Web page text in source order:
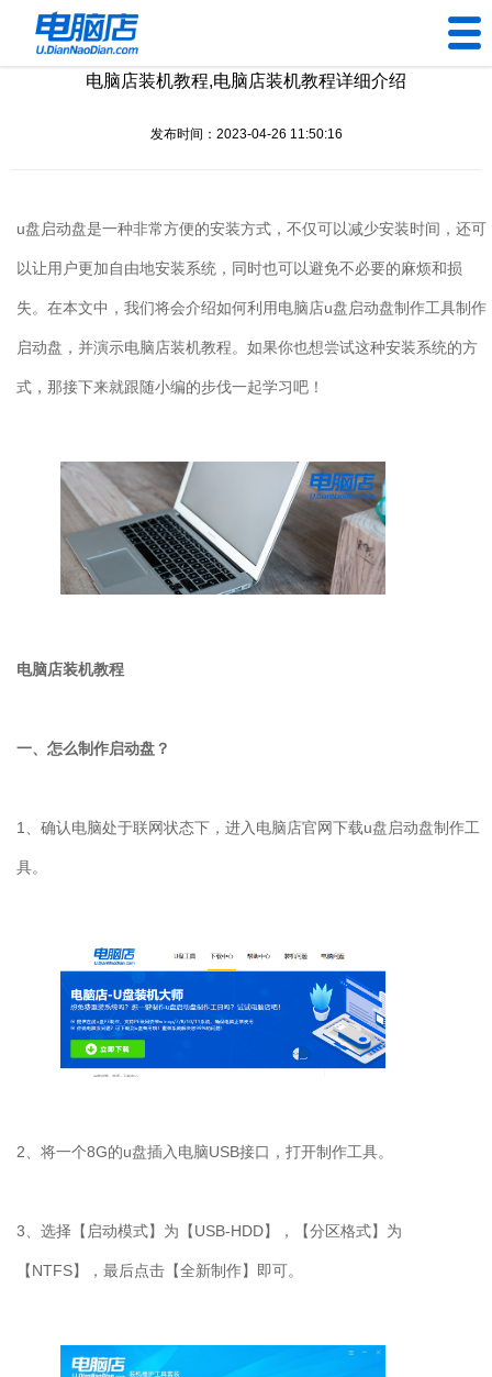
U盘工具
装机问题
电脑问题
电脑店装机教程,电脑店装机教程详细介绍
发布时间：2023-04-26 11:50:16
u盘启动盘是一种非常方便的安装方式，不仅可以减少安装时间，还可
以让用户更加自由地安装系统，同时也可以避免不必要的麻烦和损
失。在本文中，我们将会介绍如何利用电脑店u盘启动盘制作工具制作
启动盘，并演示电脑店装机教程。如果你也想尝试这种安装系统的方
式，那接下来就跟随小编的步伐一起学习吧！
电脑店装机教程
一、怎么制作启动盘？
1、确认电脑处于联网状态下，进入电脑店官网下载u盘启动盘制作工
具。
2、将一个8G的u盘插入电脑USB接口，打开制作工具。
3、选择【启动模式】为【USB-HDD】，【分区格式】为
【NTFS】，最后点击【全新制作】即可。